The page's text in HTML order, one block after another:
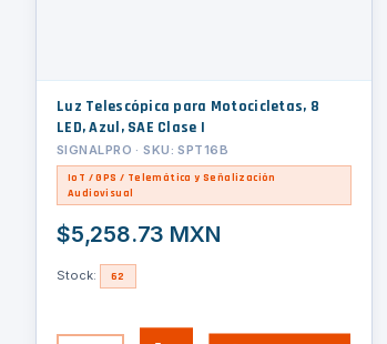
Luz Telescópica para Motocicletas, 8
LED, Azul, SAE Clase I
SIGNALPRO · SKU: SPT16B
IoT / GPS / Telemática y Señalización
Audiovisual
$5,258.73 MXN
Stock: 62